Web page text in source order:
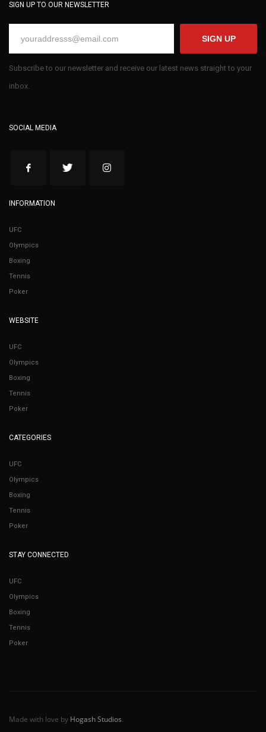
SIGN UP TO OUR NEWSLETTER
SIGN UP
Subscribe to our newsletter and receive our latest news straight to your
inbox.
SOCIAL MEDIA
INFORMATION
UFC
Olympics
Boxing
Tennis
Poker
WEBSITE
UFC
Olympics
Boxing
Tennis
Poker
CATEGORIES
UFC
Olympics
Boxing
Tennis
Poker
STAY CONNECTED
UFC
Olympics
Boxing
Tennis
Poker
Made with love by Hogash Studios.